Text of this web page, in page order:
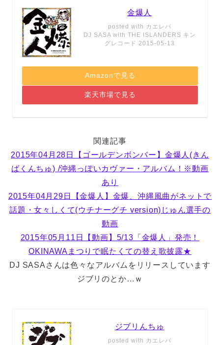
金爆人
posted with カエレバ
DJ SASA with THE ISLANDERS キン
グレコード 2015-05-13
Amazonで見る
楽天市場で見る
関連記事
2015年04月28日【ゴールデンボンバー】金爆人(きん
ばくんちゅ) /沖縄っぽいカヴァー・アルバム！※動画
あり
2015年04月29日【金爆人】金爆、沖縄風曲がネットで
話題・女々しくて(ウチナーグチ version)じゅん選手の
動画
2015年05月11日【動画】5/13「金爆人」発売！
OKINAWAまつりで眠たくての替え歌披露★
DJ SASAさんは色々なアルバムをリリースしています
ジブリのとか…ｗ
ジブリんちゅ
posted with カエレバ